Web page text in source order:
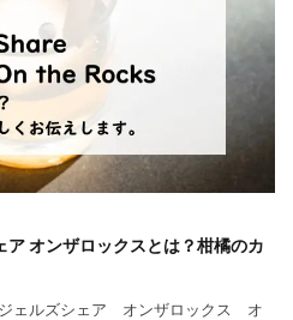
ア オンザロックスとは？柑橘のカ
ジェルズシェア オンザロックス オ